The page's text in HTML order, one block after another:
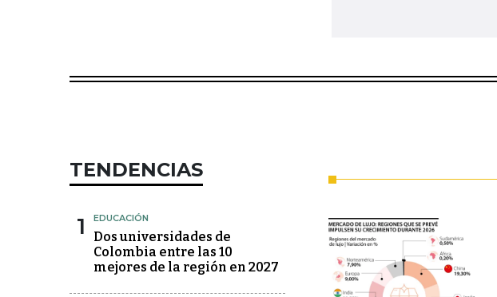
TENDENCIAS
1 EDUCACIÓN
Dos universidades de
Colombia entre las 10
mejores de la región en 2027